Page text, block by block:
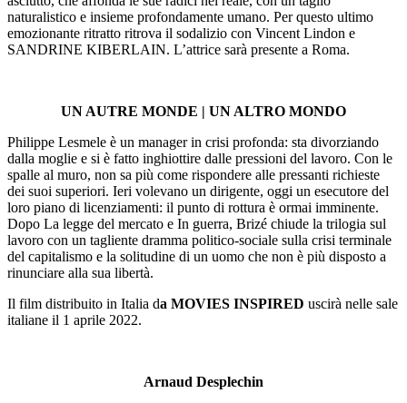
naturalistico e insieme profondamente umano. Per questo ultimo
emozionante ritratto ritrova il sodalizio con Vincent Lindon e
SANDRINE KIBERLAIN. L’attrice sarà presente a Roma.
UN AUTRE MONDE | UN ALTRO MONDO
Philippe Lesmele è un manager in crisi profonda: sta divorziando
dalla moglie e si è fatto inghiottire dalle pressioni del lavoro. Con le
spalle al muro, non sa più come rispondere alle pressanti richieste
dei suoi superiori. Ieri volevano un dirigente, oggi un esecutore del
loro piano di licenziamenti: il punto di rottura è ormai imminente.
Dopo La legge del mercato e In guerra, Brizé chiude la trilogia sul
lavoro con un tagliente dramma politico-sociale sulla crisi terminale
del capitalismo e la solitudine di un uomo che non è più disposto a
rinunciare alla sua libertà.
Il film distribuito in Italia da MOVIES INSPIRED uscirà nelle sale
italiane il 1 aprile 2022.
Arnaud Desplechin